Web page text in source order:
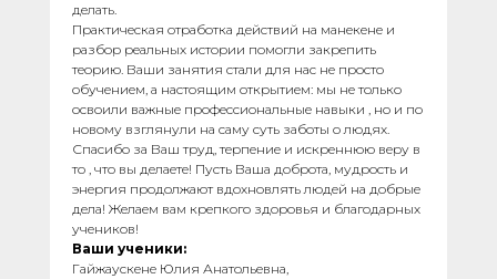
делать.
Практическая отработка действий на манекене и
разбор реальных истории помогли закрепить
теорию. Ваши занятия стали для нас не просто
обучением, а настоящим открытием: мы не только
освоили важные профессиональные навыки , но и по
новому взглянули на саму суть заботы о людях.
Спасибо за Ваш труд, терпение и искреннюю веру в
то , что вы делаете! Пусть Ваша доброта, мудрость и
энергия продолжают вдохновлять людей на добрые
дела! Желаем вам крепкого здоровья и благодарных
учеников!
Ваши ученики:
Гайжаускене Юлия Анатольевна,